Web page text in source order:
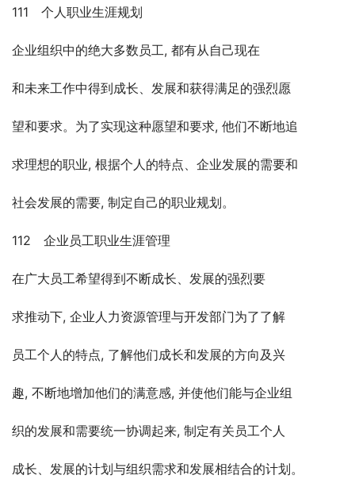
111　个人职业生涯规划
企业组织中的绝大多数员工, 都有从自己现在
和未来工作中得到成长、发展和获得满足的强烈愿
望和要求。为了实现这种愿望和要求, 他们不断地追
求理想的职业, 根据个人的特点、企业发展的需要和
社会发展的需要, 制定自己的职业规划。
112　企业员工职业生涯管理
在广大员工希望得到不断成长、发展的强烈要
求推动下, 企业人力资源管理与开发部门为了了解
员工个人的特点, 了解他们成长和发展的方向及兴
趣, 不断地增加他们的满意感, 并使他们能与企业组
织的发展和需要统一协调起来, 制定有关员工个人
成长、发展的计划与组织需求和发展相结合的计划。